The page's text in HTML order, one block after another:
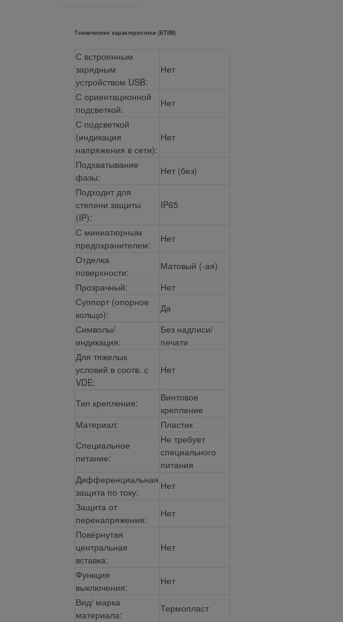
Технические характеристики (ETIM)
С встроенным
зарядным
устройством USB:
Нет
С ориентационной
подсветкой:
Нет
С подсветкой
(индикация
напряжения в сети):
Нет
Подхватывание
фазы:
Нет (без)
Подходит для
степени защиты
(IP):
IP65
С миниатюрным
предохранителем:
Нет
Отделка
поверхности:
Матовый (-ая)
Прозрачный:
Нет
Суппорт (опорное
кольцо):
Да
Символы/
индикация:
Без надписи/
печати
Для тяжелых
условий в соотв. с
VDE:
Нет
Тип крепления:
Винтовое
крепление
Материал:
Пластик
Специальное
питание:
Не требует
специального
питания
Дифференциальная
защита по току:
Нет
Защита от
перенапряжения:
Нет
Повёрнутая
центральная
вставка:
Нет
Функция
выключения:
Нет
Вид/ марка
материала:
Термопласт